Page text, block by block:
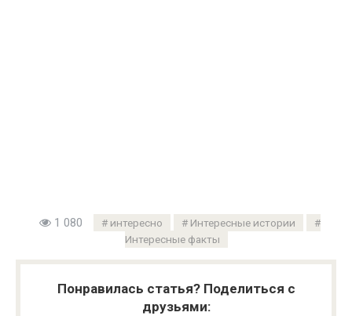
1 080 интересно
Интересные истории
Интересные факты
Понравилась статья? Поделиться с
друзьями: